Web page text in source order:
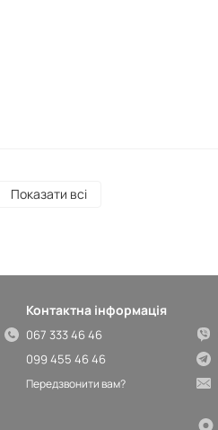
Показати всі
Контактна інформація
067 333 46 46
099 455 46 46
Передзвонити вам?